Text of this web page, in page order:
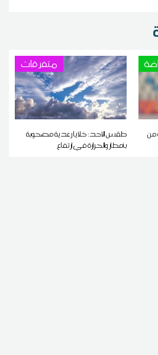
من
متفرقات
طقس الأحد: خلايا رعدية مصحوبة
بأمطار والحرارة في ارتفاع